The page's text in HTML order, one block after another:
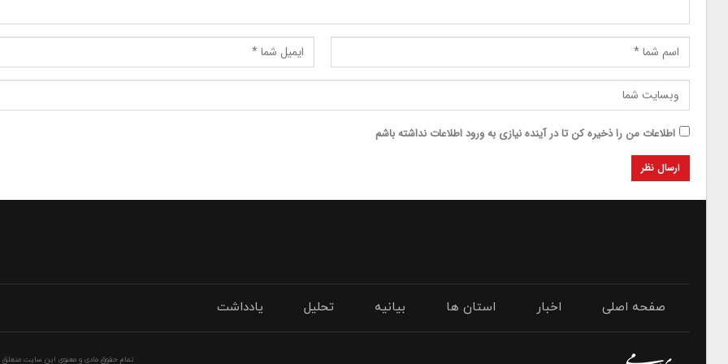
اطلاعات من را ذخیره کن تا در آینده نیازی به ورود اطلاعات نداشته باشم
صفحه اصلی اخبار استان ها بیانیه تحلیل یادداشت
تمام حقوق مادی و معنوی این سایت متعلق